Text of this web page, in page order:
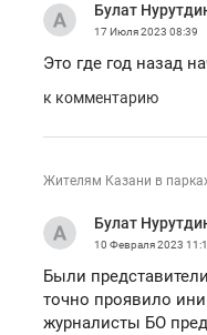
Булат
17 Июля 2023 08:39
Это где год назад
к комментарию
Жителям Казани в
Булат
10 Февраля 2023
Были
точно проявило
журналисты БО